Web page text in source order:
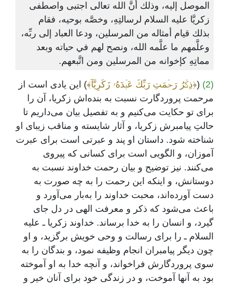
الموصل إليه، وذلك أنَّ الله تعالى اجتبى واصطفى
زكريَّا عليه السلام لرسالتِهِ، وخصَّه بوحيه، فقام
بذلك قيام أمثاله من المرسلين، ودعا العباد إلى ربِّه،
وعلَّمهم ما علَّمه الله، ونصح لهم في حياته وبعد
مماتِهِ كإخوانه من المرسلين ومن اتَّبعهم.
(2)
(﴿ذِكۡرُ رَحۡمَتِ رَبِّكَ عَبۡدَهُۥ زَكَرِيَّآ﴾) این یادی است از
مرحمت پروردگارت نسبت به بنده‌اش زکریا، آن را
برای تو حکایت می‌کنیم و به تفصیل بیان می‌داریم تا
حالتِ پیامبرش زکریا، و آثار شایسته و مناقب زیبای او
شناخته ‌شود. داستان او پند و عبرتی است برای عبرت
آموزان، و الگویی است برای کسانی که پیروی
می‌کنند. نیز توضیح و بیان رحمت خداوند نسبت به
دوستانش، و اینکه این رحمت را به چه صورت به
دست آورده‌اند، محبت خداوند را به‌بار می‌آورد و
باعث می‌شود که ذکر و معرفت الهی در دل جای
گیرد، و انسان را به خدا برساند. خداوند زکریا ـ علیه
السلام ـ را برای رسالت و وحی خویش برگزید، و او
چون دیگر پیامبران انجام وظیفه نمود، و بندگان را به
سوی پروردگارش فراخواند، و آنچه خدا به او آموخته
بود به آنها آموخت، و در زندگی خود برای آنان خیر و